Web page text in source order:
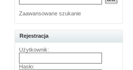
Zaawansowane szukanie
Rejestracja
Użytkownik:
Hasło: